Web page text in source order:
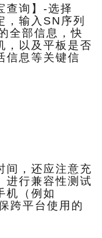
查询】-选择
，输入SN序列
全部信息，快
，以及平板是否
信息等关键信
间，还应注意充
进行兼容性测试
机（例如
跨平台使用的